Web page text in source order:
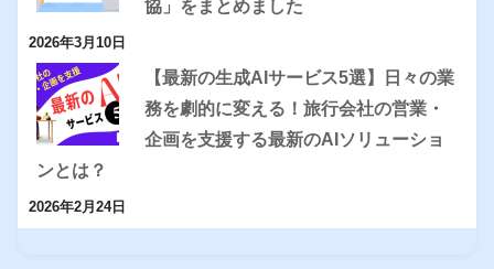
協」をまとめました
2026年3月10日
【最新の生成AIサービス5選】日々の業
務を劇的に変える！旅行会社の営業・
企画を支援する最新のAIソリューショ
ンとは？
2026年2月24日